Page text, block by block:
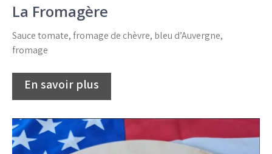
La Fromagère
Sauce tomate, fromage de chèvre, bleu d’Auvergne,
fromage